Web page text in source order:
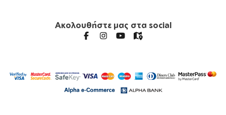
Ακολουθήστε μας στα social